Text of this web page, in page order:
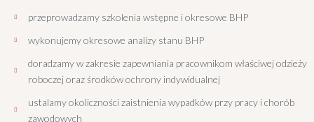
przeprowadzamy szkolenia wstępne i okresowe BHP
wykonujemy okresowe analizy stanu BHP
doradzamy w zakresie zapewniania pracownikom właściwej odzieży
roboczej oraz środków ochrony indywidualnej
ustalamy okoliczności zaistnienia wypadków przy pracy i chorób
zawodowych